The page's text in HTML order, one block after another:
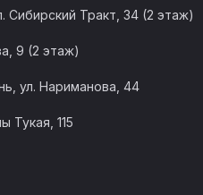
Сибирский Тракт, 34 (2 этаж)
9 (2 этаж)
ул. Нариманова, 44
Тукая, 115